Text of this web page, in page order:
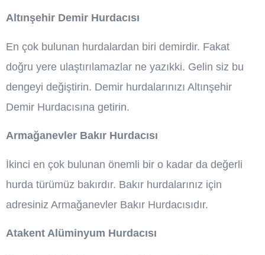
Altınşehir Demir Hurdacısı
En çok bulunan hurdalardan biri demirdir. Fakat
doğru yere ulaştırılamazlar ne yazıkki. Gelin siz bu
dengeyi değiştirin. Demir hurdalarınızı Altınşehir
Demir Hurdacısına getirin.
Armağanevler Bakır Hurdacısı
İkinci en çok bulunan önemli bir o kadar da değerli
hurda türümüz bakırdır. Bakır hurdalarınız için
adresiniz Armağanevler Bakır Hurdacısıdır.
Atakent Alüminyum Hurdacısı